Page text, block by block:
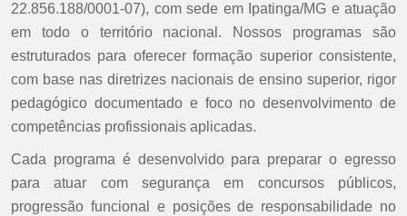
22.856.188/0001-07), com sede em Ipatinga/MG e atuação
em todo o território nacional. Nossos programas são
estruturados para oferecer formação superior consistente,
com base nas diretrizes nacionais de ensino superior, rigor
pedagógico documentado e foco no desenvolvimento de
competências profissionais aplicadas.
Cada programa é desenvolvido para preparar o egresso
para atuar com segurança em concursos públicos,
progressão funcional e posições de responsabilidade no